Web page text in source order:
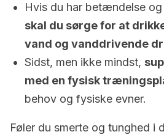
Hvis du har betændelse
skal du sørge for at
vand og vanddrivende
Sidst, men ikke mindst,
med en fysisk
behov og fysiske evner.
Føler du smerte og tunghed i